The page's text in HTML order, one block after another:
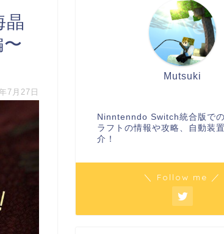
晶
7月27日
Mutsuki
Ninntenndo Switch統合版で
ラフトの情報や攻略、自動装
介
＼ Follow me ／